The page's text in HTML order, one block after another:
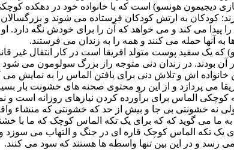
دیجیمون هونسو) است که با خانواده خود در دهکده
کودکان به ارتش کودکان فرستاده می شوند و
پیدا می کند و می خواهد که آن را برای خودش نگه
آنها حمله می کنند و همه را به زندان می فرستند.
که یک سفید پوست متولد افریقا است در کار انتقال
بودند. در زندان دنی متوجه راز بزرگ سولومون می
اش و تلاش دنی برای یافتن الماس را به نمایش می
می پردازد و از این رو محتوی صحنه های خشونت بار
کوچکی الماس برای برآورده کردن نیازهای
نه خشونتی بی جا و بیش از حد که خشونتی که منشاء
ما می گوید که که برای یک تکه الماس کوچک که ما با
یک تکه الماس کوچک قاره ای در جنگ و التهاب می سوزد
رسد و در این بین تنها واسطه ها هستند که سود می کنند.